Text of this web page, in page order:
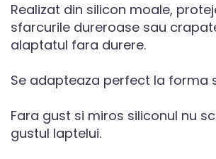
Realizat din silicon moale,
sfarcurile dureroase sau
alaptatul fara durere.
Se adapteaza perfect la forma
Fara gust si miros siliconul nu
gustul laptelui.